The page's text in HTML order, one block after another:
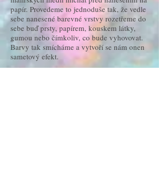
papír. Provedeme to jednoduše tak, že vedle
sebe nanesené barevné vrstvy rozetřeme do
sebe buď prsty, papírem, kouskem látky,
gumou nebo čímkoliv, co bude vyhovovat.
Barvy tak smícháme a vytvoří se nám onen
sametový efekt.